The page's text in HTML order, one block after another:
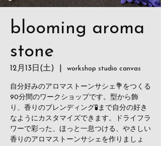
blooming aroma
stone
12月13日(土) workshop studio canvas
自分好みのアロマストーンサシェ💐をつくる
90分間のワークショップです。型から飾
り、香りのブレンディング🧪まで自分の好き
なようにカスタマイズできます。ドライフラ
ワーで彩った、ほっと一息つける、やさしい
香りのアロマストーンサシェを作りましょ